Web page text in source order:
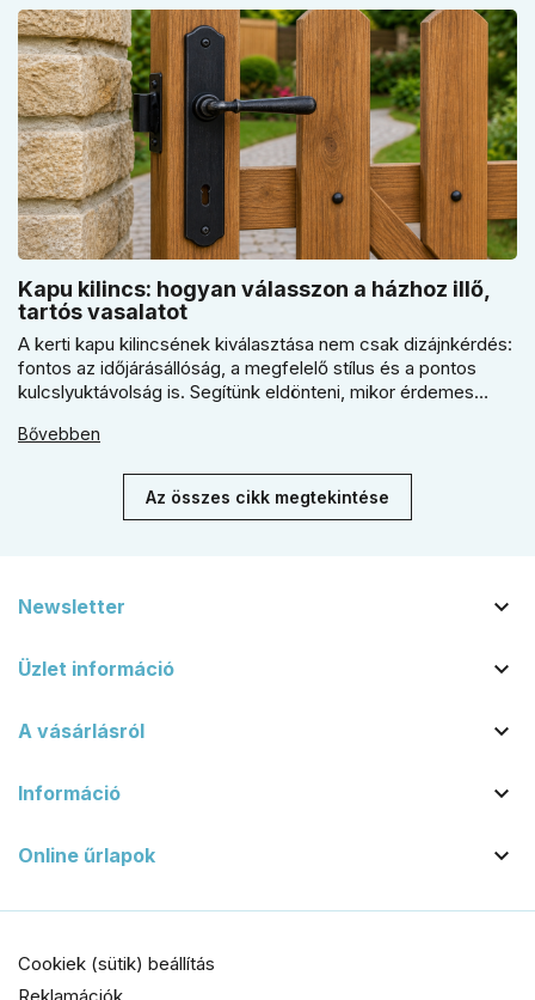
Kapu kilincs: hogyan válasszon a házhoz illő,
tartós vasalatot
A kerti kapu kilincsének kiválasztása nem csak dizájnkérdés:
fontos az időjárásállóság, a megfelelő stílus és a pontos
kulcslyuktávolság is. Segítünk eldönteni, mikor érdemes
kilincs + gomb megoldást választani.
Bővebben
Az összes cikk megtekintése
Newsletter 
Üzlet információ 
A vásárlásról 
Információ 
Online űrlapok 
Cookiek (sütik) beállítás